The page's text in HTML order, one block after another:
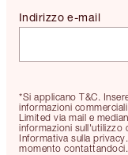
*Si applicano T&C.
informazioni
Limited via mail e
informazioni sull'utilizzo
Informativa sulla
momento contattandoci.
Indirizzo e-mail